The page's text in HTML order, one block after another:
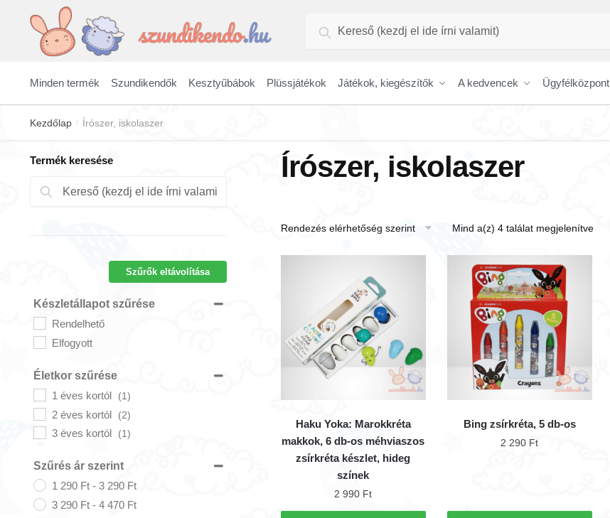
navigation
Keresés
Minden termék Szundikendők Kesztyűbábok Plüssjátékok Játékok, kiegészítők A kedvencek Ügyfélközpont
Kezdőlap / Írószer, iskolaszer
Írószer, iskolaszer
Mind a(z) 4 találat megjelenítve
Haku Yoka: Marokkréta
makkok, 6 db-os méhviaszos
zsírkréta készlet, hideg
színek
2 990 Ft
Bing zsírkréta, 5 db-os
2 290 Ft
Termék keresése
Keresés
Keresés
Szűrők eltávolítása
Készletállapot szűrése
Rendelhető
Elfogyott
Életkor szűrése
1 éves kortól
(1)
2 éves kortól (2)
3 éves kortól (1)
Szűrés ár szerint
1 290 Ft- 3 290 Ft
3 290 Ft- 4 470 Ft